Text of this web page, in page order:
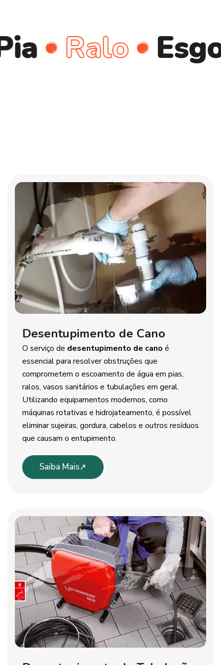
Esgoto
Desentupimento de Cano
O serviço de desentupimento de cano é
essencial para resolver obstruções que
comprometem o escoamento de água em pias,
ralos, vasos sanitários e tubulações em geral.
Utilizando equipamentos modernos, como
máquinas rotativas e hidrojateamento, é possível
eliminar sujeiras, gordura, cabelos e outros resíduos
que causam o entupimento.
Saiba Mais